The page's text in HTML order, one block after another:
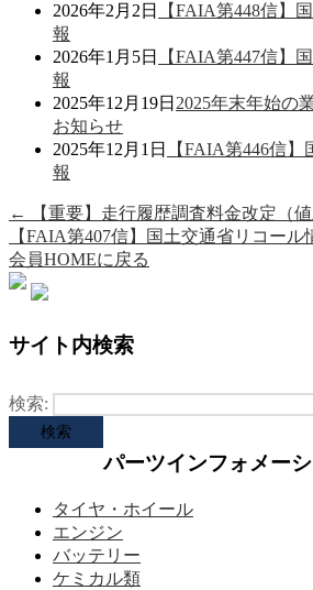
2026年2月2日
【FAIA第448信】
報
2026年1月5日
【FAIA第447信】
報
2025年12月19日 2025年末年始の
お知らせ
2025年12月1日
【FAIA第446信
報
←
【重要】走行履歴調査料金改定（
【FAIA第407信】国土交通省リコール
会員HOMEに戻る
サイト内検索
検索:
パーツインフォメー
タイヤ・ホイール
エンジン
バッテリー
ケミカル類